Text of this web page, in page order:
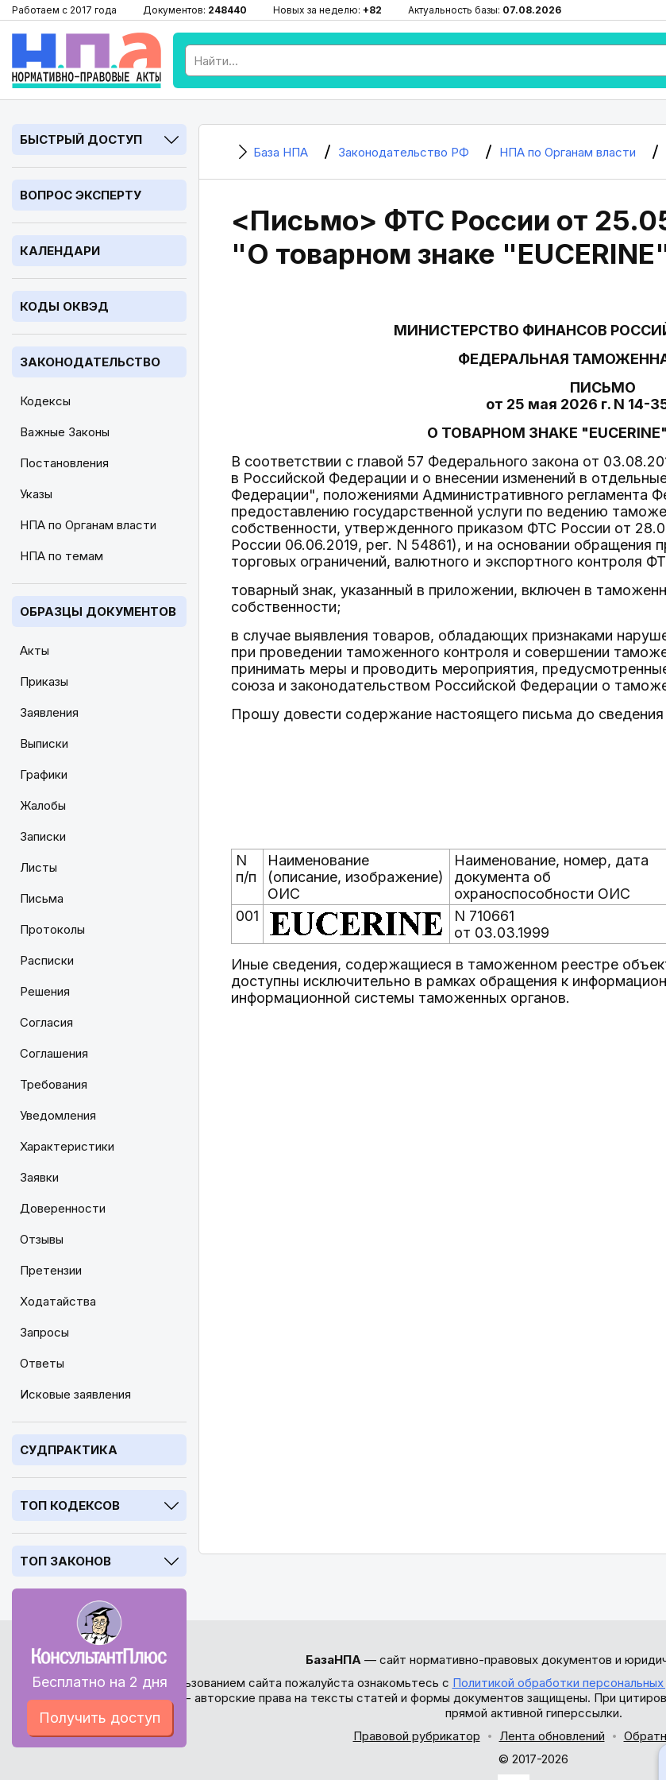
Работаем с 2017 года Документов: 248440 Новых за неделю: +82 Актуальность базы: 07.08.2026
БЫСТРЫЙ ДОСТУП
ВОПРОС ЭКСПЕРТУ
КАЛЕНДАРИ
КОДЫ ОКВЭД
ЗАКОНОДАТЕЛЬСТВО
Кодексы
Важные Законы
Постановления
Указы
НПА по Органам власти
НПА по темам
ОБРАЗЦЫ ДОКУМЕНТОВ
Акты
Приказы
Заявления
Выписки
Графики
Жалобы
Записки
Листы
Письма
Протоколы
Расписки
Решения
Согласия
Соглашения
Требования
Уведомления
Характеристики
Заявки
Доверенности
Отзывы
Претензии
Ходатайства
Запросы
Ответы
Исковые заявления
СУДПРАКТИКА
ТОП КОДЕКСОВ
ТОП ЗАКОНОВ
Бесплатно на 2 дня
Получить доступ
База НПА Законодательство РФ НПА по Органам власти
<Письмо> ФТС России от
"О товарном знаке
МИНИСТЕРСТВО ФИНАНСОВ
ФЕДЕРАЛЬНАЯ
ПИСЬМО
от 25 мая 2026 г. N 14-
О ТОВАРНОМ ЗНАКЕ "EUCERINE"
В соответствии с главой 57 Федерального закона от
в Российской Федерации и о внесении изменений в
Федерации", положениями Административного регламента
предоставлению государственной услуги по ведению
собственности, утвержденного приказом ФТС России от
России 06.06.2019, рег. N 54861), и на основании обращения
торговых ограничений, валютного и экспортного контроля
товарный знак, указанный в приложении, включен в
собственности;
в случае выявления товаров, обладающих признаками
при проведении таможенного контроля и совершении
принимать меры и проводить мероприятия,
союза и законодательством Российской Федерации о
Прошу довести содержание настоящего письма до
N
п/п
Наименование
(описание, изображение)
ОИС
Наименование, номер, дата
документа об
охраноспособности ОИС
001
N 710661
от 03.03.1999
Иные сведения, содержащиеся в таможенном реестре
доступны исключительно в рамках обращения к
информационной системы таможенных органов.
БазаНПА— сайт нормативно-правовых документов и
Перед использованием сайта пожалуйста ознакомьтесь с Политикой обработки
внимание - авторские права на тексты статей и формы документов защищены. При
прямой активной гиперссылки.
Правовой рубрикатор
Лента обновлений
© 2017-2026